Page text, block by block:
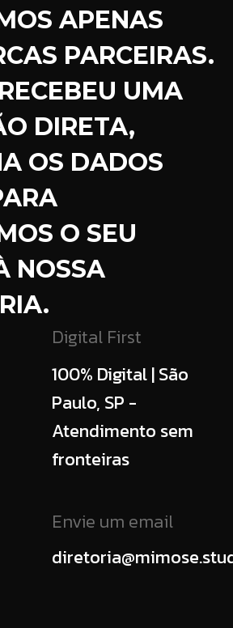
APENAS
PARCEIRAS.
UMA
DIRETA,
OS DADOS
O SEU
NOSSA
Digital First
100% Digital | São
Paulo, SP -
Atendimento sem
fronteiras
Envie um email